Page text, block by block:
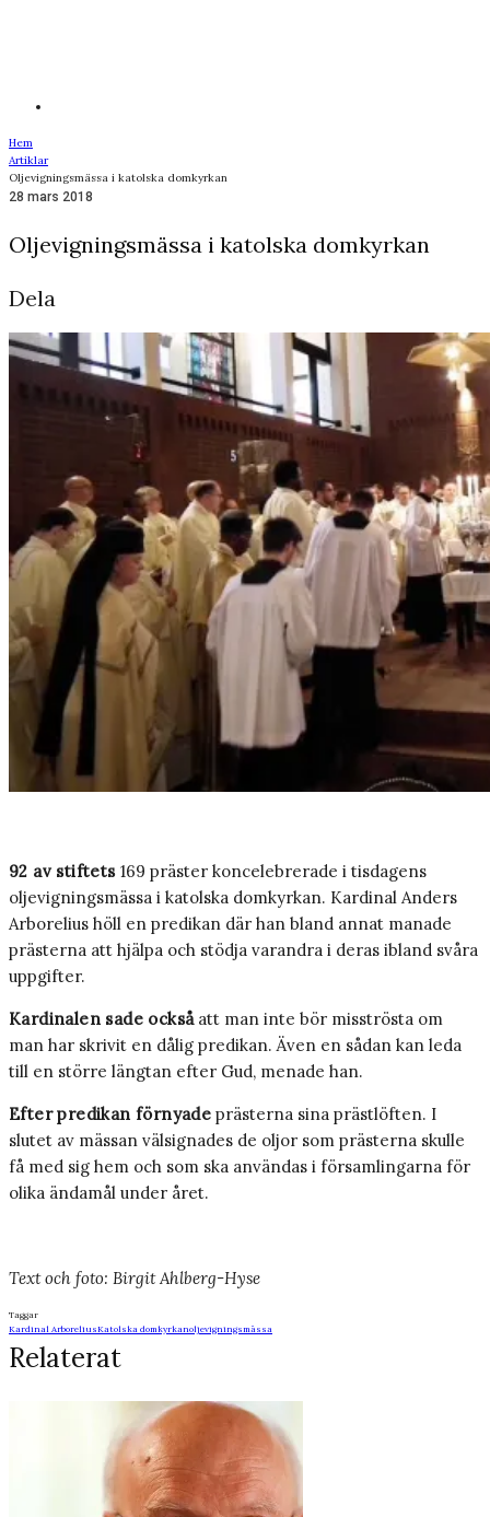
Hem
Artiklar
Oljevigningsmässa i katolska domkyrkan
28 mars 2018
Oljevigningsmässa i katolska domkyrkan
Dela
92 av stiftets169 präster koncelebrerade i tisdagens
oljevigningsmässa i katolska domkyrkan. Kardinal Anders
Arborelius höll en predikan där han bland annat manade
prästerna att hjälpa och stödja varandra i deras ibland svåra
uppgifter.
Kardinalen sade ocksåatt man inte bör misströsta om
man har skrivit en dålig predikan. Även en sådan kan leda
till en större längtan efter Gud, menade han.
Efter predikan förnyade prästerna sina prästlöften. I
slutet av mässan välsignades de oljor som prästerna skulle
få med sig hem och som ska användas i församlingarna för
olika ändamål under året.
Text och foto: Birgit Ahlberg-Hyse
Taggar
Kardinal ArboreliusKatolska domkyrkanoljevigningsmässa
Relaterat